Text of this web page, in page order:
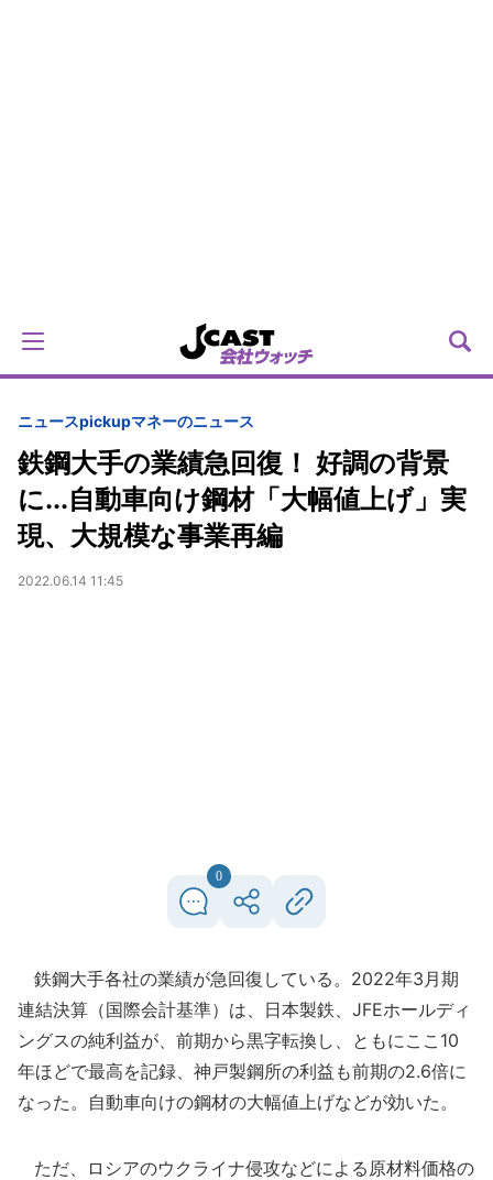
ニュースpickupマネーのニュース
鉄鋼大手の業績急回復！ 好調の背景
に...自動車向け鋼材「大幅値上げ」実
現、大規模な事業再編
2022.06.14 11:45
0
鉄鋼大手各社の業績が急回復している。2022年3月期
連結決算（国際会計基準）は、日本製鉄、JFEホールディ
ングスの純利益が、前期から黒字転換し、ともにここ10
年ほどで最高を記録、神戸製鋼所の利益も前期の2.6倍に
なった。自動車向けの鋼材の大幅値上げなどが効いた。
ただ、ロシアのウクライナ侵攻などによる原材料価格の